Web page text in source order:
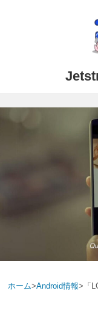
ホーム>Android情報> 「